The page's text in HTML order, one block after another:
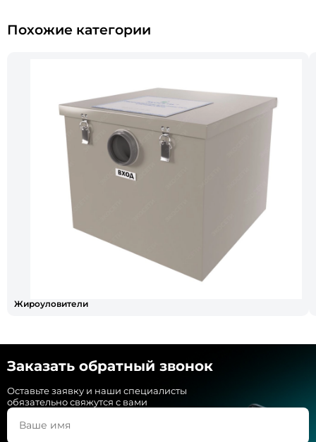
Похожие категории
Жироуловители
Заказать обратный звонок
Оставьте заявку и наши специалисты
обязательно свяжутся с вами